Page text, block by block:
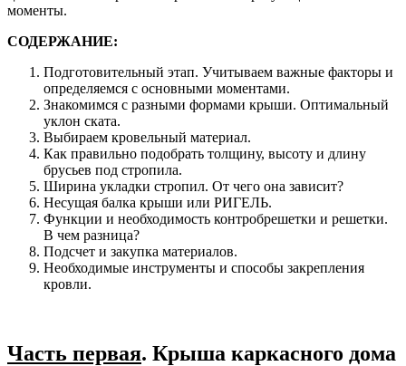
моменты.
СОДЕРЖАНИЕ:
Подготовительный этап. Учитываем важные факторы и
определяемся с основными моментами.
Знакомимся с разными формами крыши. Оптимальный
уклон ската.
Выбираем кровельный материал.
Как правильно подобрать толщину, высоту и длину
брусьев под стропила.
Ширина укладки стропил. От чего она зависит?
Несущая балка крыши или РИГЕЛЬ.
Функции и необходимость контробрешетки и решетки.
В чем разница?
Подсчет и закупка материалов.
Необходимые инструменты и способы закрепления
кровли.
Часть первая. Крыша каркасного дома